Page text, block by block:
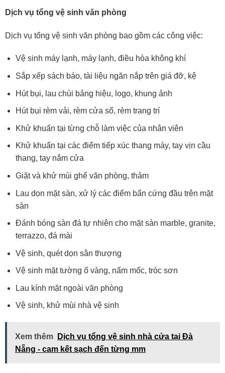
Dịch vụ tổng vệ sinh văn phòng
Dịch vụ tổng vệ sinh văn phòng bao gồm các công việc:
Vệ sinh máy lạnh, máy lạnh, điều hòa không khí
Sắp xếp sách báo, tài liệu ngăn nắp trên giá đỡ, kệ
Hút bụi, lau chùi bảng hiệu, logo, khung ảnh
Hút bụi rèm vải, rèm cửa sổ, rèm trang trí
Khử khuẩn tại từng chỗ làm việc của nhân viên
Khử khuẩn tại các điểm tiếp xúc thang máy, tay vịn cầu
thang, tay nắm cửa
Giặt và khử mùi ghế văn phòng, thảm
Lau dọn mặt sàn, xử lý các điểm bẩn cứng đầu trên mặt
sàn
Đánh bóng sàn đá tự nhiên cho mặt sàn marble, granite,
terrazzo, đá mài
Vệ sinh, quét dọn sân thượng
Vệ sinh mặt tường ố vàng, nấm mốc, tróc sơn
Lau kính mặt ngoài văn phòng
Vệ sinh, khử mùi nhà vệ sinh
Xem thêm
Dịch vụ tổng vệ sinh nhà cửa tại Đà
Nẵng - cam kết sạch đến từng mm